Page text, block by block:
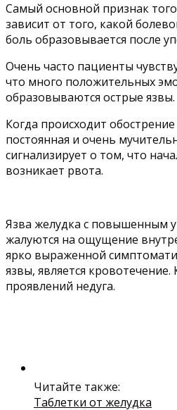
Самый основной признак
зависит от того, какой
боль образовывается после
Очень часто пациенты
что много положительных
образовываются острые язвы.
Когда происходит
постоянная и очень
сигнализирует о том, что
возникает рвота.
Язва желудка с повышенным
жалуются на ощущение
ярко выраженной
язвы, является
проявлений недуга.
Читайте также:
Таблетки от желудка